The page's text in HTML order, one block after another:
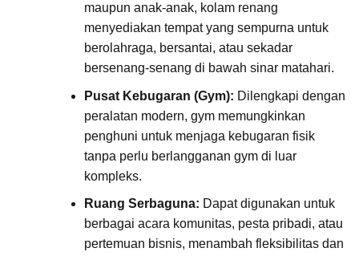
maupun anak-anak, kolam renang
menyediakan tempat yang sempurna untuk
berolahraga, bersantai, atau sekadar
bersenang-senang di bawah sinar matahari.
Pusat Kebugaran (Gym): Dilengkapi dengan
peralatan modern, gym memungkinkan
penghuni untuk menjaga kebugaran fisik
tanpa perlu berlangganan gym di luar
kompleks.
Ruang Serbaguna: Dapat digunakan untuk
berbagai acara komunitas, pesta pribadi, atau
pertemuan bisnis, menambah fleksibilitas dan